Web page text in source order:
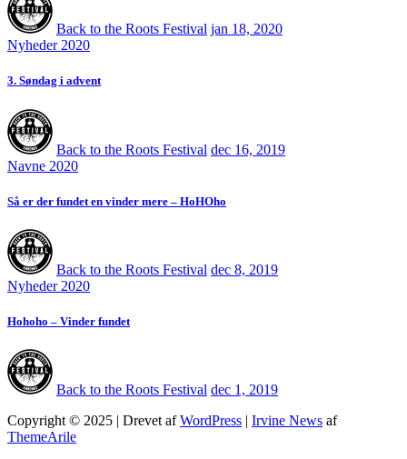
Back to the Roots Festival jan 18, 2020
Nyheder 2020
3. Søndag i advent
Back to the Roots Festival dec 16, 2019
Navne 2020
Så er der fundet en vinder mere – HoHOho
Back to the Roots Festival dec 8, 2019
Nyheder 2020
Hohoho – Vinder fundet
Back to the Roots Festival dec 1, 2019
Copyright © 2025 | Drevet afWordPress | Irvine News af
ThemeArile